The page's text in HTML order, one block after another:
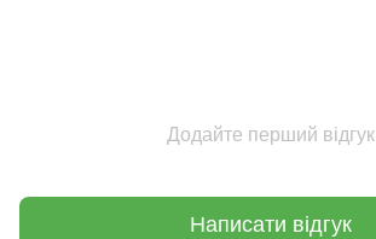
Додайте перший відгук
Написати відгук